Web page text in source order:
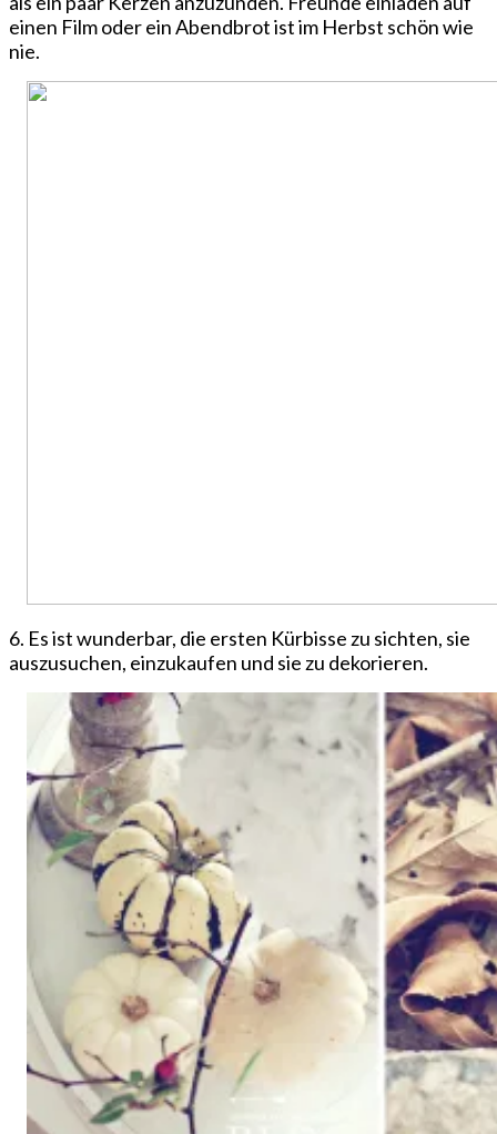
einen Film oder ein Abendbrot ist im Herbst schön wie
nie.
6. Es ist wunderbar, die ersten Kürbisse zu sichten, sie
auszusuchen, einzukaufen und sie zu dekorieren.